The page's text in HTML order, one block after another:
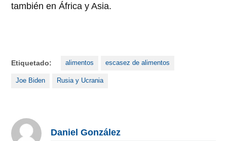
también en África y Asia.
Etiquetado: alimentos escasez de alimentos
Joe Biden Rusia y Ucrania
Daniel González